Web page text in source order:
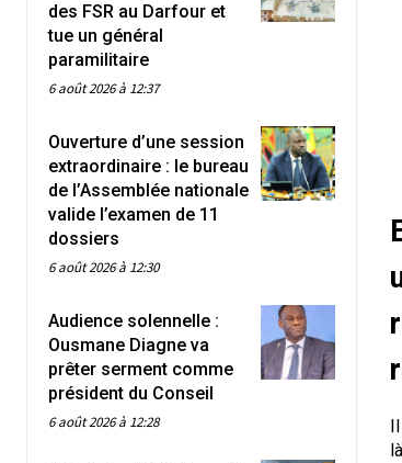
des FSR au Darfour et
tue un général
paramilitaire
6 août 2026 à 12:37
Ouverture d’une session
extraordinaire : le bureau
de l’Assemblée nationale
valide l’examen de 11
dossiers
6 août 2026 à 12:30
Audience solennelle :
Ousmane Diagne va
prêter serment comme
président du Conseil
6 août 2026 à 12:28